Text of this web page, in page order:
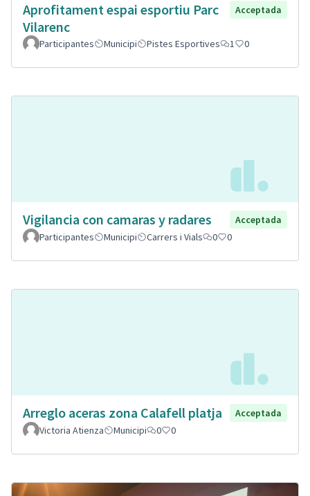
Aprofitament espai esportiu Parc
Vilarenc
Acceptada
Participantes Municipi Pistes Esportives 1 0
Vigilancia con camaras y radares
Acceptada
Participantes
Municipi Carrers i Vials 0 0
Arreglo aceras zona Calafell platja
Acceptada
Victoria Atienza
Municipi 0 0